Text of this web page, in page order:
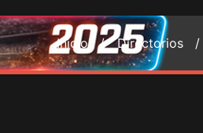
Inicio / Directorios /